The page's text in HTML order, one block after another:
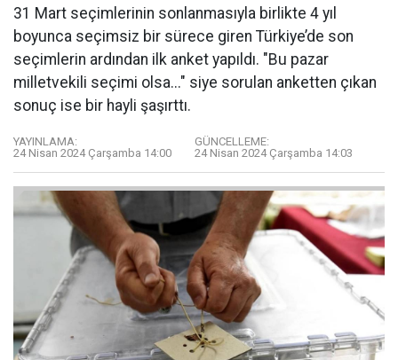
31 Mart seçimlerinin sonlanmasıyla birlikte 4 yıl
boyunca seçimsiz bir sürece giren Türkiye’de son
seçimlerin ardından ilk anket yapıldı. "Bu pazar
milletvekili seçimi olsa..." siye sorulan anketten çıkan
sonuç ise bir hayli şaşırttı.
YAYINLAMA:
24 Nisan 2024 Çarşamba 14:00
GÜNCELLEME:
24 Nisan 2024 Çarşamba 14:03